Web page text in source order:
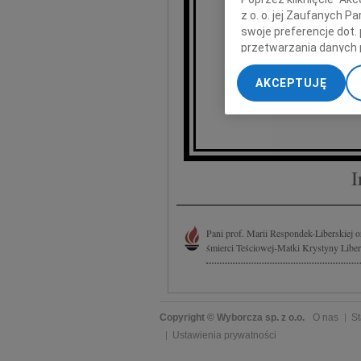
Pani prof. Marii Respondek-Liberskiej
śmierci Teściowej-Matki Krystyny
Copyright © Wyborcza sp. z o.o. O nas
Ustawienia prywatności
z o. o. jej Zaufanych
swoje preferencje dot.
przetwarzania danych
„Ustawienia
My, nasi Zaufani
dokładnych danych
Przechowywanie
AKCEPTUJĘ